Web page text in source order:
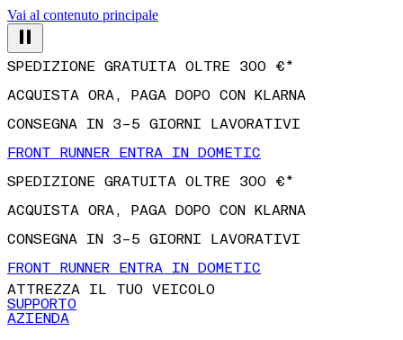
Vai al contenuto principale
SPEDIZIONE GRATUITA OLTRE 300 €*
CONSEGNA IN 3–5 GIORNI LAVORATIVI
FRONT RUNNER ENTRA IN DOMETIC
SPEDIZIONE GRATUITA OLTRE 300 €*
ACQUISTA ORA, PAGA DOPO CON KLARNA
CONSEGNA IN 3–5 GIORNI LAVORATIVI
FRONT RUNNER ENTRA IN DOMETIC
ATTREZZA IL TUO VEICOLO
SUPPORTO
AZIENDA